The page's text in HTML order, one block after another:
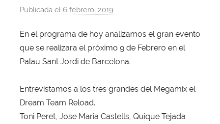
Publicada el 6 febrero, 2019
r
X
a
i
o
En el programa de hoy analizamos el gran evento
que se realizara el próximo 9 de Febrero en el
Palau Sant Jordi de Barcelona.
Entrevistamos a los tres grandes del Megamix el
Dream Team Reload.
Toni Peret, Jose Maria Castells, Quique Tejada